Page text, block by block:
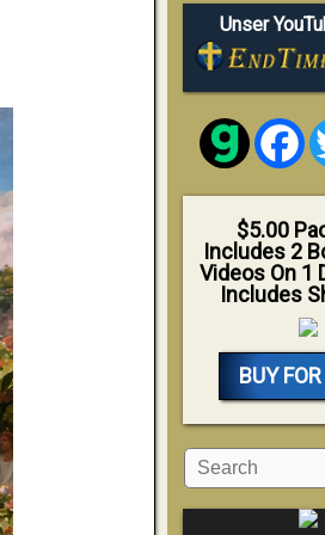
Unser
$5.00
Includes 2
Videos On 1
Includes
BUY